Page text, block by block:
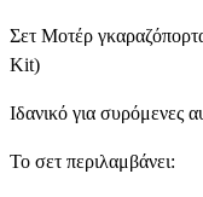
Σετ Μοτέρ
Kit)
Ιδανικό για συρόμενες
Το σετ περιλαμβάνει: